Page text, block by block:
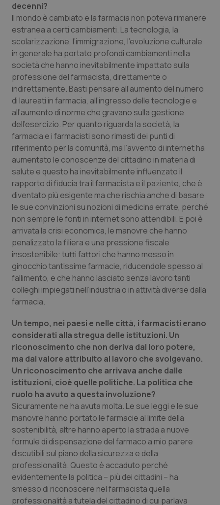
Toscana
Umbria
Valle D’Aosta
Veneto
Obesità
Oftalmologia
Oncodermatologia
Oncoematologia
Oncologia & Nutrizione
Psoriasi & pelle
Quotidiano Cardiologia
Quotidiano Chirurgia
Quotidiano Oncologia
Quotidiano Pediatria
Rene & patologie urogenitali
Salute orale & impianti
Sangue & coagulazione
Tiroide
Tumore al seno
Tumore ovarico
Tumori del Polmone & Testa Collo
Tumori gastrointestinali
Ulcera & Reflusso
Vaccini
decenni?
Il mondo è cambiato e la farmacia non poteva rimanere
estranea a certi cambiamenti. La tecnologia, la
scolarizzazione, l’immigrazione, l’evoluzione culturale
in generale ha portato profondi cambiamenti nella
società che hanno inevitabilmente impattato sulla
professione del farmacista, direttamente o
indirettamente. Basti pensare all’aumento del numero
di laureati in farmacia, all’ingresso delle tecnologie e
all’aumento di norme che gravano sulla gestione
dell’esercizio. Per quanto riguarda la società, la
farmacia e i farmacisti sono rimasti dei punti di
riferimento per la comunità, ma l’avvento di internet ha
aumentato le conoscenze del cittadino in materia di
salute e questo ha inevitabilmente influenzato il
rapporto di fiducia tra il farmacista e il paziente, che è
diventato più esigente ma che rischia anche di basare
le sue convinzioni su nozioni di medicina errate, perché
non sempre le fonti in internet sono attendibili. E poi è
arrivata la crisi economica, le manovre che hanno
penalizzato la filiera e una pressione fiscale
insostenibile: tutti fattori che hanno messo in
ginocchio tantissime farmacie, riducendole spesso al
fallimento, e che hanno lasciato senza lavoro tanti
colleghi impiegati nell’industria o in attività diverse dalla
farmacia.
Un tempo, nei paesi e nelle città, i farmacisti erano
considerati alla stregua delle istituzioni. Un
riconoscimento che non deriva dal loro potere,
ma dal valore attribuito al lavoro che svolgevano.
Un riconoscimento che arrivava anche dalle
istituzioni, cioè quelle politiche. La politica che
ruolo ha avuto a questa involuzione?
Sicuramente ne ha avuta molta. Le sue leggi e le sue
manovre hanno portato le farmacie al limite della
sostenibilità, altre hanno aperto la strada a nuove
formule di dispensazione del farmaco a mio parere
discutibili sul piano della sicurezza e della
professionalità. Questo è accaduto perché
evidentemente la politica – più dei cittadini – ha
smesso di riconoscere nel farmacista quella
professionalità a tutela del cittadino di cui parlava